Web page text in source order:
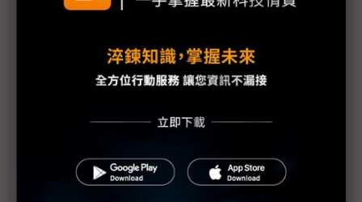
美軍戰斧飛彈消耗逾850枚 五角大廈憂供應壓力
反制伊朗水下不對稱威脅 美國DIU攜手英國國防部
美國海軍終止MASC計畫 中型無人水面艦將成黃金
艦隊重要戰力